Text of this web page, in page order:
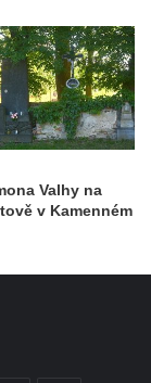
Valhy na
v Kamenném